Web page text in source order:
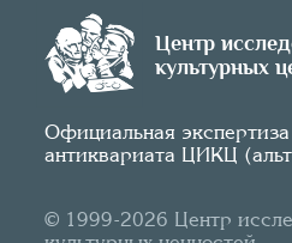
Центр
культурных
Официальная
антиквариата ЦИКЦ
© 1999-2026 Центр